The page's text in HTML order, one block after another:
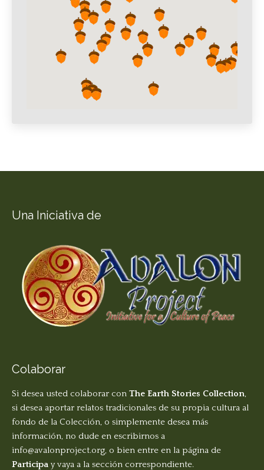
Una Iniciativa de
Colaborar
Si desea usted colaborar con The Earth Stories Collection,
si desea aportar relatos tradicionales de su propia cultura al
fondo de la Colección, o simplemente desea más
información, no dude en escribirnos a
info@avalonproject.org, o bien entre en la página de
Participa y vaya a la sección correspondiente.